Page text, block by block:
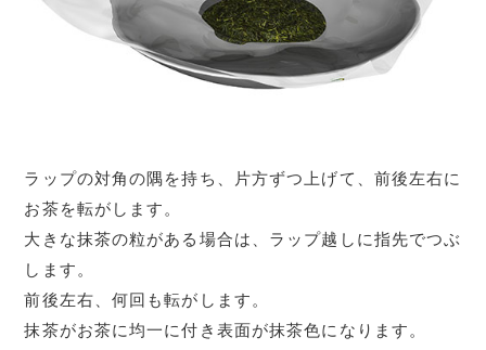
ラップの対角の隅を持ち、片方ずつ上げて、前後左右に
お茶を転がします。
大きな抹茶の粒がある場合は、ラップ越しに指先でつぶ
します。
前後左右、何回も転がします。
抹茶がお茶に均一に付き表面が抹茶色になります。